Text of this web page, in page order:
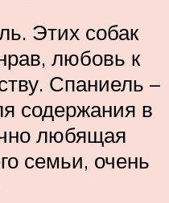
Этих собак
любовь к
Спаниель –
содержания в
любящая
семьи, очень